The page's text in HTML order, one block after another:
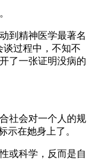
到精神医学最著名
谈过程中，不知不
了一张证明没病的
社会对一个人的规
示在她身上了。
或科学，反而是自